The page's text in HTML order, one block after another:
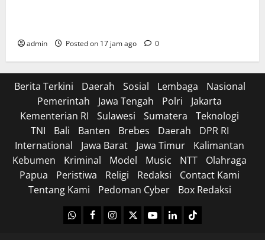
admin Posted on 17 jam ago 0
Berita Terkini Daerah Sosial Lembaga
Nasional
Pemerintah
Jawa Tengah Polri
Jakarta
Kementerian RI
Sulawesi Sumatera
Teknologi
TNI
Bali Banten Brebes Daerah
DPR RI
International
Jawa Barat Jawa Timur
Kalimantan
Kebumen
Kriminal Model Music NTT
Olahraga
Papua
Peristiwa Religi Redaksi
Contact Kami
Tentang Kami
Pedoman Cyber Box Redaksi
WhatsApp
Facebook
Instagram
X YoutubelinkedinTiktok